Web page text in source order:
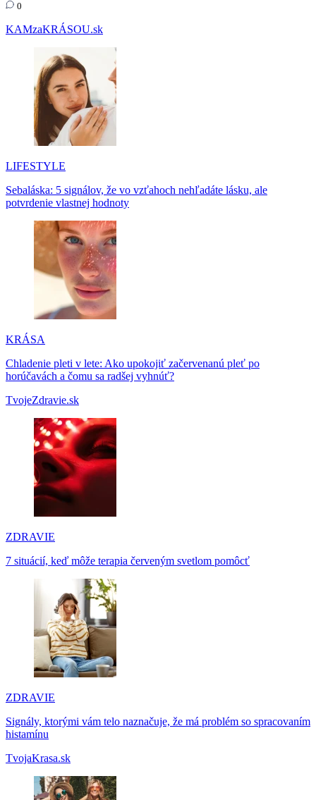
0
KAMzaKRÁSOU.sk
LIFESTYLE
Sebaláska: 5 signálov, že vo vzťahoch nehľadáte lásku, ale
potvrdenie vlastnej hodnoty
KRÁSA
Chladenie pleti v lete: Ako upokojiť začervenanú pleť po
horúčavách a čomu sa radšej vyhnúť?
TvojeZdravie.sk
ZDRAVIE
7 situácií, keď môže terapia červeným svetlom pomôcť
ZDRAVIE
Signály, ktorými vám telo naznačuje, že má problém so spracovaním
histamínu
TvojaKrasa.sk